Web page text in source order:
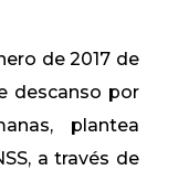
de 2017 de
descanso por
plantea
a través de